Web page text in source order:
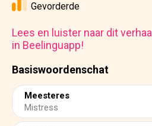
Basiswoordenschat
Meesteres
Mistress
Gevorderde
Lees en luister naar dit verhaal
in Beelinguapp!